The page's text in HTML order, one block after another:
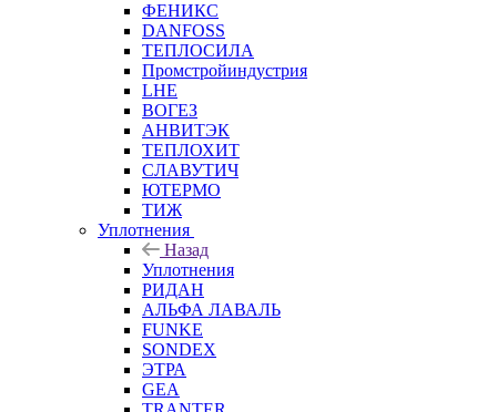
ФЕНИКС
DANFOSS
ТЕПЛОСИЛА
Промстройиндустрия
LHE
ВОГЕЗ
АНВИТЭК
ТЕПЛОХИТ
СЛАВУТИЧ
ЮТЕРМО
ТИЖ
Уплотнения
Назад
Уплотнения
РИДАН
АЛЬФА ЛАВАЛЬ
FUNKE
SONDEX
ЭТРА
GEA